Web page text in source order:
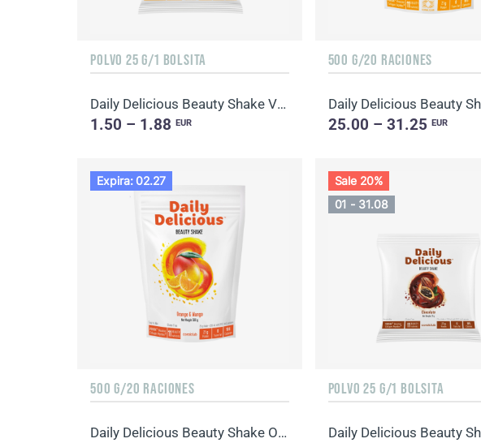
POLVO 25 G/1 BOLSITA
Daily Delicious Beauty Shake Vanilla
1.50 – 1.88EUR
500 G/20 RACIONES
25.00 – 31.25 EUR
Expira: 02.27
500 G/20 RACIONES
Daily Delicious Beauty Shake Orange&Mango
Sale 20%
01 - 31.08
POLVO 25 G/1 BOLSITA